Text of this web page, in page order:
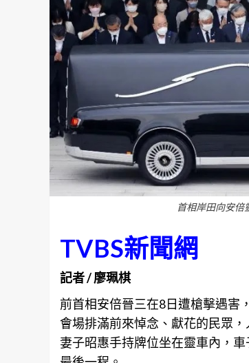
首相岸田向安倍
TVBS新聞網
記者 / 廖珮棋
前首相安倍晉三在8日遭槍擊遇害
會場排滿前來悼念、獻花的民眾
妻子昭惠手持牌位坐在靈車內，